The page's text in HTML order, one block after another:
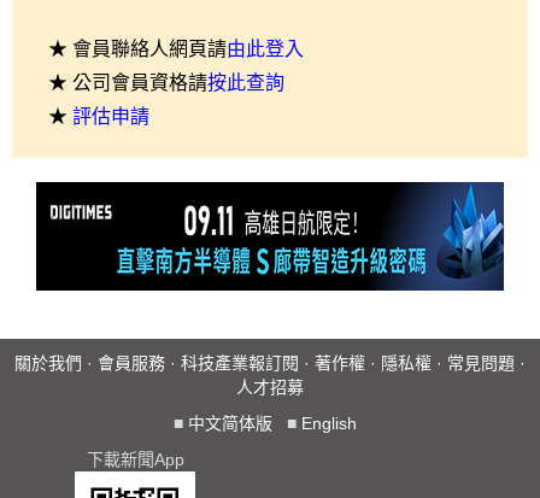
★ 會員聯絡人網頁請由此登入
★ 公司會員資格請按此查詢
★ 評估申請
關於我們 · 會員服務 · 科技產業報訂閱 · 著作權 · 隱私權 · 常見問題 ·
人才招募
■ 中文简体版 ■ English
下載新聞App